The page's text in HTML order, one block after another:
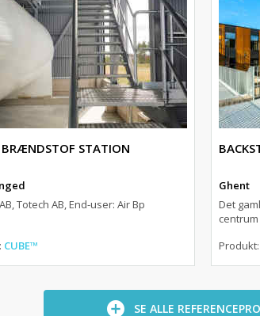
STATION
Totech AB, End-user: Air Bp
CUBE™
Ghent
Det
Produkt:
SE ALLE